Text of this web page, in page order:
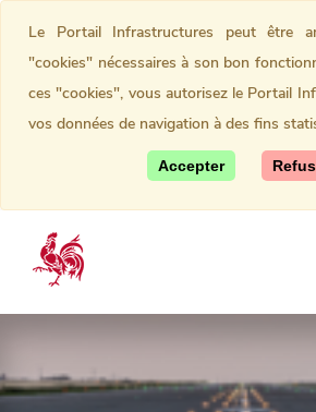
Le Portail Infrastructures peut être
"cookies" nécessaires à son bon
ces "cookies", vous autorisez le Portail
vos données de navigation à des fins
Accepter